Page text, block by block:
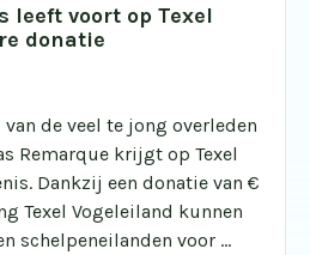
leeft voort op Texel
donatie
de veel te jong overleden
Remarque krijgt op Texel
Dankzij een donatie van €
Texel Vogeleiland kunnen
schelpeneilanden voor ...